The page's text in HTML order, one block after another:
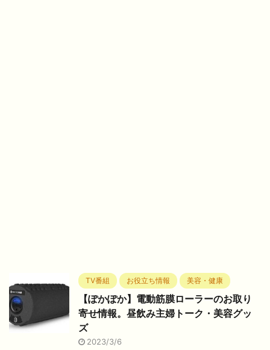
TV番組 お役立ち情報 美容・健康
【ぽかぽか】電動筋膜ローラーのお取り
寄せ情報。昼飲み主婦トーク・美容グッ
ズ
2023/3/6